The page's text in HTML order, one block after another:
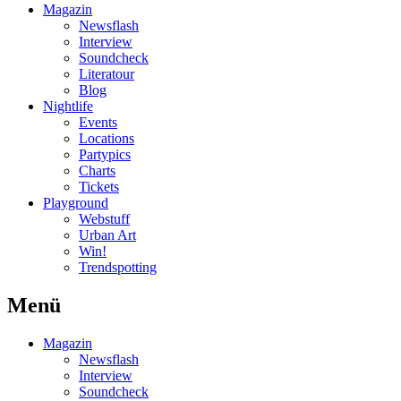
Magazin
Newsflash
Interview
Soundcheck
Literatour
Blog
Nightlife
Events
Locations
Partypics
Charts
Tickets
Playground
Webstuff
Urban Art
Win!
Trendspotting
Menü
Magazin
Newsflash
Interview
Soundcheck